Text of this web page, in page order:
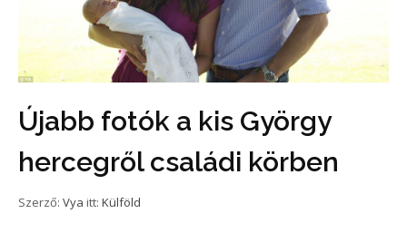
Újabb fotók a kis György
hercegről családi körben
Szerző: Vya itt: Külföld